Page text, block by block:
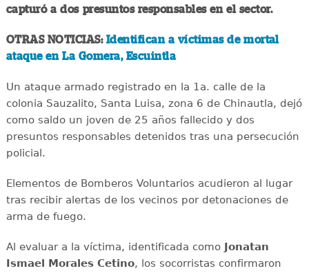
capturó a dos presuntos responsables en el sector.
OTRAS NOTICIAS:Identifican a víctimas de mortal
ataque en La Gomera, Escuintla
Un ataque armado registrado en la 1a. calle de la
colonia Sauzalito, Santa Luisa, zona 6 de Chinautla, dejó
como saldo un joven de 25 años fallecido y dos
presuntos responsables detenidos tras una persecución
policial.
Elementos de Bomberos Voluntarios acudieron al lugar
tras recibir alertas de los vecinos por detonaciones de
arma de fuego.
Al evaluar a la víctima, identificada como
Jonatan
Ismael Morales Cetino, los socorristas confirmaron